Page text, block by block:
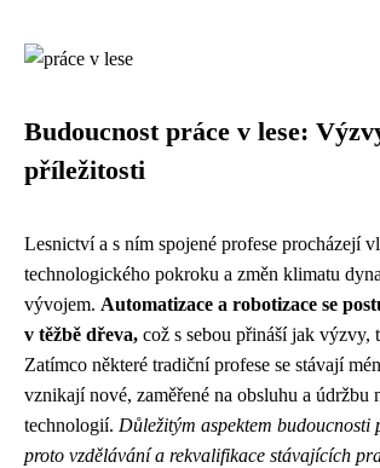
Budoucnost práce v lese:
příležitosti
Lesnictví a s ním spojené profese procházejí
technologického pokroku a změn klimatu
vývojem. Automatizace a robotizace se
v těžbě dřeva, což s sebou přináší jak výzvy,
Zatímco některé tradiční profese se stávají
vznikají nové, zaměřené na obsluhu a údržbu
technologií. Důležitým aspektem budoucnosti
proto vzdělávání a rekvalifikace stávajících